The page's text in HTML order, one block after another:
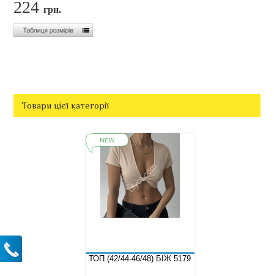
224грн.
Товари цієї категорії
ТОП (42/44-46/48) БІЖ 5179